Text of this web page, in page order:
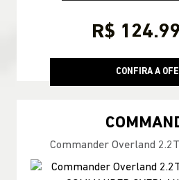
R$
CONFIRA A
Commander Overland